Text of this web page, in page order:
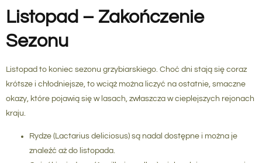
Listopad – Zakończenie
Sezonu
Listopad to koniec sezonu grzybiarskiego. Choć dni stają się coraz
krótsze i chłodniejsze, to wciąż można liczyć na ostatnie, smaczne
okazy, które pojawią się w lasach, zwłaszcza w cieplejszych rejonach
kraju.
Rydze (Lactarius deliciosus) są nadal dostępne i można je
znaleźć aż do listopada.